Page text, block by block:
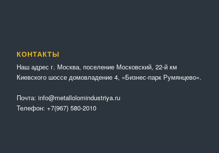
КОНТАКТЫ
Наш адрес г. Москва, поселение Московский, 22-й км
Киевского шоссе домовладение 4, «Бизнес-парк Румянцево».
Почта: info@metallolomindustriya.ru
Телефон: +7(967) 580-2010